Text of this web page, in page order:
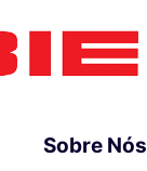
Sobre Nós